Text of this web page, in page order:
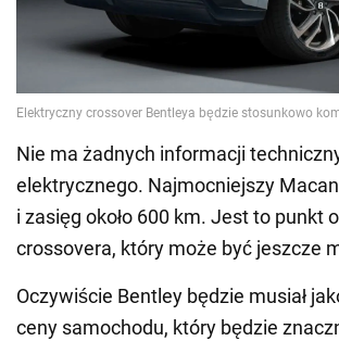
Nie ma żadnych informacji
elektrycznego. Najmocniejszy
i zasięg około 600 km. Jest to punkt
crossovera, który może być jeszcze
Oczywiście Bentley będzie musiał
ceny samochodu, który będzie